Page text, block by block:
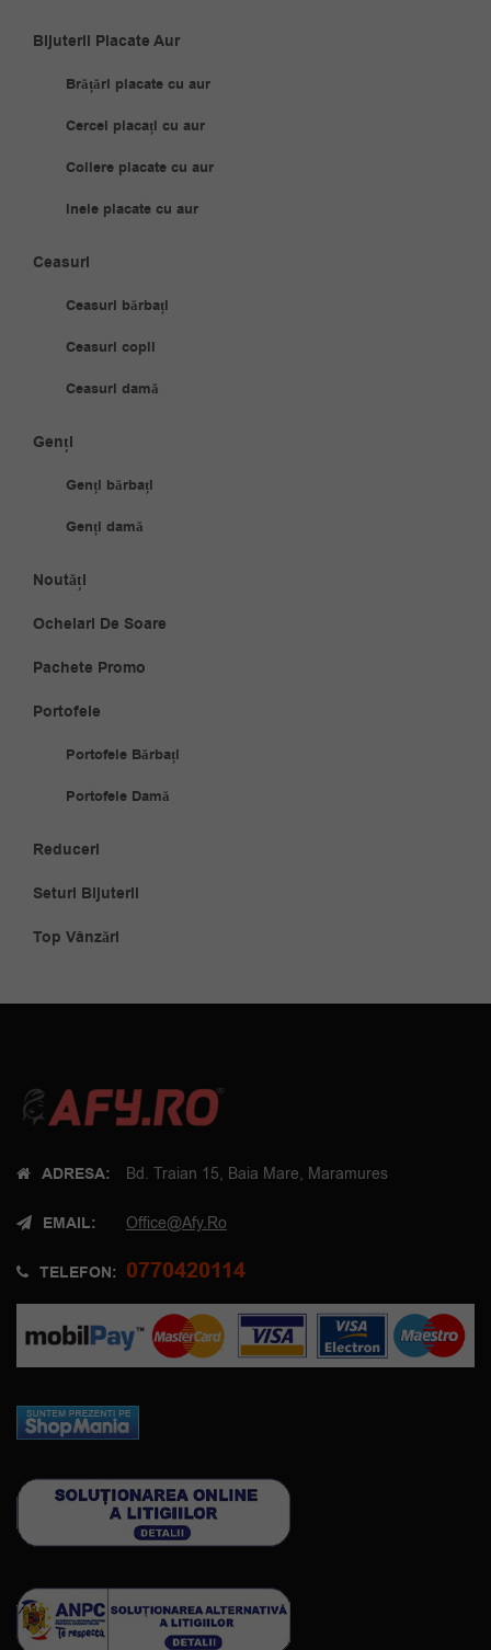
Bijuterii Placate Aur
Brățări placate cu aur
Cercei placați cu aur
Coliere placate cu aur
Inele placate cu aur
Ceasuri
Ceasuri bărbați
Ceasuri copii
Ceasuri damă
Genți
Genți bărbați
Genți damă
Noutăți
Ochelari De Soare
Pachete Promo
Portofele
Portofele Bărbați
Portofele Damă
Reduceri
Seturi Bijuterii
Top Vânzări
ADRESA: Bd. Traian 15, Baia Mare, Maramures
EMAIL: Office@afy.ro
TELEFON: 0770420114